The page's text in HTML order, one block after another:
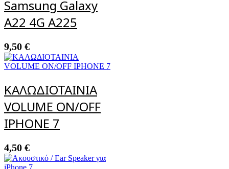
Samsung Galaxy
A22 4G A225
9,50 €
ΚΑΛΩΔΙΟΤΑΙΝΙΑ
VOLUME ON/OFF
IPHONE 7
4,50 €